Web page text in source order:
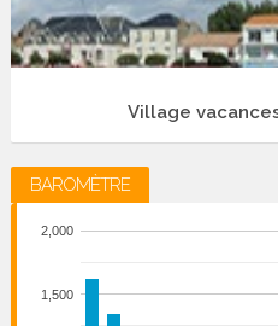
Village
BAROMÈTRE
1,500
2,000